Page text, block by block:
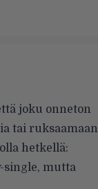
joku onneton
tai ruksaamaan
hetkellä:
-single, mutta